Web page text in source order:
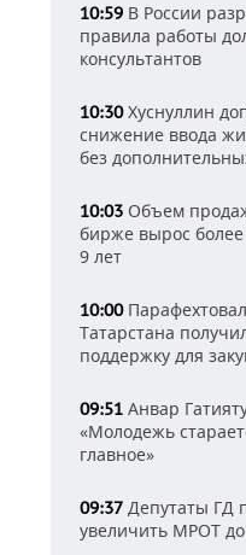
10:59 В России
правила работы
консультантов
10:30Хуснуллин
снижение ввода
без
10:03 Объем
бирже вырос
9 лет
10:00
Татарстана
поддержку для
09:51 Анвар
«Молодежь
главное»
09:37 Депутаты ГД
увеличить МРОТ